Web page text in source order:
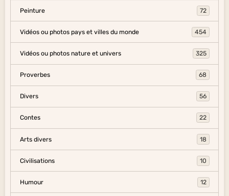
Peinture 72
Vidéos ou photos pays et villes du monde 454
Vidéos ou photos nature et univers 325
Proverbes 68
Divers 56
Contes 22
Arts divers 18
Civilisations 10
Humour 12